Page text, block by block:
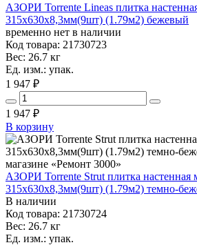
АЗОРИ Torrente Lineas плитка
315x630x8,3мм(9шт) (1.79м2) бежевый
временно нет в наличии
Код товара: 21730723
Вес: 26.7 кг
Ед. изм.: упак.
1 947 ₽
1 947 ₽
В корзину
АЗОРИ Torrente Strut плитка настенная
315x630x8,3мм(9шт) (1.79м2) темно-
В наличии
Код товара: 21730724
Вес: 26.7 кг
Ед. изм.: упак.